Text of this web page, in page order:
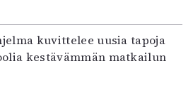
kuvittelee uusia tapoja
kestävämmän matkailun